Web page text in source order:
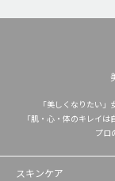
「美しくなりたい
「肌・心・体のキレイ
プロ
スキンケア